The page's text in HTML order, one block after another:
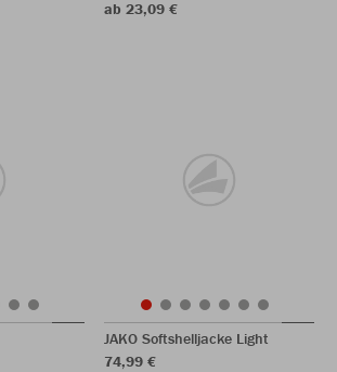
ab 23,09 €
JAKO Softshelljacke Light
74,99 €